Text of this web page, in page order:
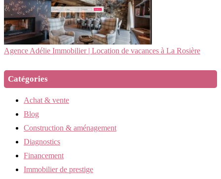
Agence Adélie Immobilier | Location de vacances à La Rosière
Catégories
Achat & vente
Blog
Construction & aménagement
Diagnostics
Financement
Immobilier de prestige